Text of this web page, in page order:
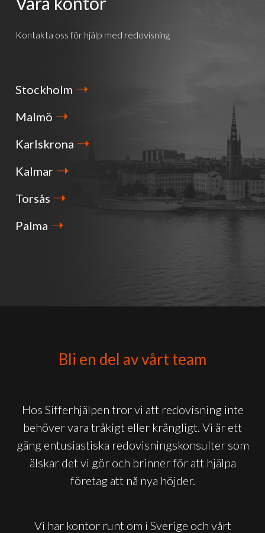
Kontakta oss för hjälp med redovisning
Stockholm
Malmö
Karlskrona
Kalmar
Torsås
Palma
Bli en del av vårt team
Hos Sifferhjälpen tror vi att redovisning inte
behöver vara tråkigt eller krångligt. Vi är ett
gäng entusiastiska redovisningskonsulter som
älskar det vi gör och brinner för att hjälpa
företag att nå nya höjder.
Vi har kontor runt om i Sverige och vårt